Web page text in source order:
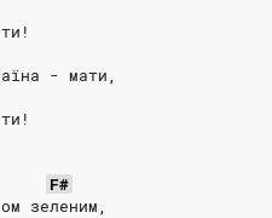
- мати,
F#
зеленим,